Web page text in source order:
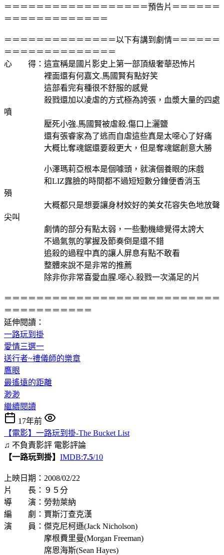
＝＝＝＝＝＝＝＝＝＝＝＝＝＝＝＝＝＝預告片＝＝＝＝＝＝
＝＝＝＝＝＝＝＝＝＝＝＝＝
＝＝＝＝＝＝＝＝＝＝＝＝＝＝以下有講到劇情＝＝＝＝＝＝
＝＝＝＝＝＝＝＝＝＝＝＝＝＝
心 得：這宣稱是國片影史上第一部頂級奢華恐怖片
裡面還有何嘉文.馬國賢有點好笑
這部看完有種很不舒服的感覺
殺戮還加以凌虐的方式極為誇張，血漿大量的四處
噴
壓死小強.馬國賢被虐殺.傷口上灑鹽
還有張睿家為了逃而自虐這些真是太噁心了好痛
大概比奪魂鋸還要殺更大，但是奪魂鋸創意大勝
小澤瑪莉亞根本是個噱頭，就演個養眼的床戲
和LIZ露臉的時間都不過短短數分鐘便香消玉
殞
大概都只是想要讓身材姣好的美女花容失色地放聲
尖叫
劇情的部分有點太弱，一些動機總覺得太誇大
不過氣氛的掌握及節奏倒是還不錯
追殺的過程中真的讓人屏息有點不敢看
整體來說不是非常的推薦
除非你非常喜愛血腥.噁心.殺戮一次滿足的片
＝＝＝＝＝＝＝＝＝＝＝＝＝＝＝＝＝＝＝＝＝＝＝＝＝＝＝
＝＝＝＝＝＝＝＝＝＝＝
延伸閱讀：
一路玩到掛
愛情三選一
送行者~禮儀師的樂章
鷹眼
最遙遠的距離
渺渺
繼續閱讀
17年前
【電影】一路玩到掛-The Bucket List
♫ 不負責影評 電影評論
【一路玩到掛】 IMDB:7.5/10
上映日期：2008/02/22
片 長：９５分
導 演：勞勃萊納
編 劇：賈斯汀查克漢
演 員：傑克尼柯遜(Jack Nicholson)
摩根費里曼(Morgan Freeman)
席恩海斯(Sean Hayes)